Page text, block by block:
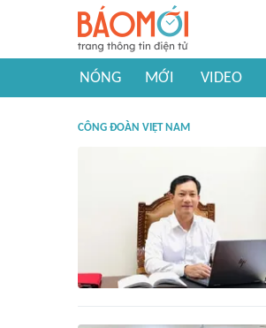
NÓNG MỚI VIDEO
CÔNG ĐOÀN VIỆT NAM